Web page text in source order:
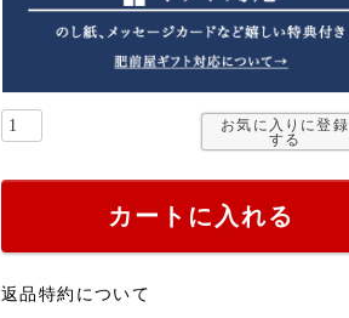
お気に入りに登録
する
カートに入れる
返品特約について